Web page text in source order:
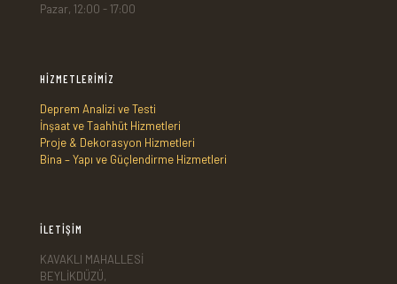
Pazar, 12:00 - 17:00
HİZMETLERİMİZ
Deprem Analizi ve Testi
İnşaat ve Taahhüt Hizmetleri
Proje & Dekorasyon Hizmetleri
Bina – Yapı ve Güçlendirme Hizmetleri
İLETİŞİM
KAVAKLI MAHALLESİ
BEYLİKDÜZÜ,